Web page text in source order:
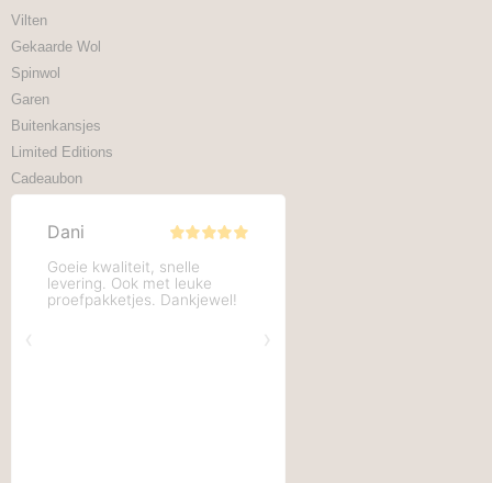
Vilten
Gekaarde Wol
Spinwol
Garen
Buitenkansjes
Limited Editions
Cadeaubon